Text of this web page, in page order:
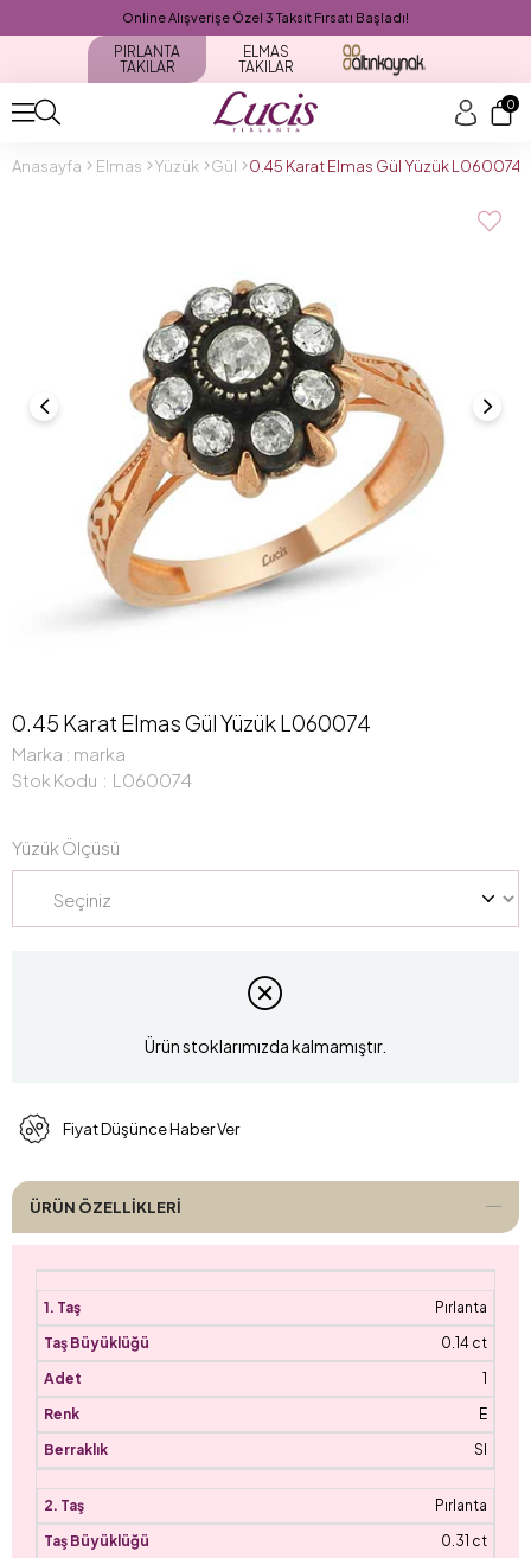
Online Alışverişe Özel 3 Taksit Fırsatı Başladı!
PIRLANTA
TAKILAR
ELMAS
TAKILAR
0
Anasayfa Elmas Yüzük Gül 0.45 Karat Elmas Gül Yüzük L060074
0.45 Karat Elmas Gül Yüzük L060074
Marka : marka
Stok Kodu
L060074
Yüzük Ölçüsü
Ürün stoklarımızda kalmamıştır.
Fiyat Düşünce Haber Ver
ÜRÜN ÖZELLIKLERI
Pırlanta
0.14 ct
1
E
SI
Pırlanta
0.31 ct